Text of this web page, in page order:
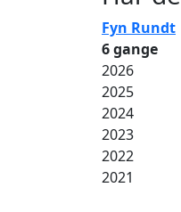
Fyn Rundt
6 gange
2026
2025
2024
2023
2022
2021